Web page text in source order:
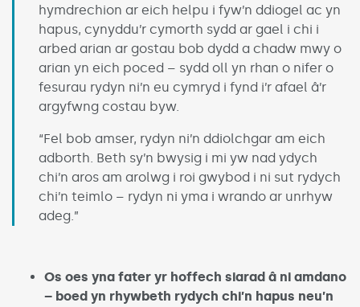
hymdrechion ar eich helpu i fyw’n ddiogel ac yn
hapus, cynyddu’r cymorth sydd ar gael i chi i
arbed arian ar gostau bob dydd a chadw mwy o
arian yn eich poced – sydd oll yn rhan o nifer o
fesurau rydyn ni’n eu cymryd i fynd i’r afael â’r
argyfwng costau byw.
“Fel bob amser, rydyn ni’n ddiolchgar am eich
adborth. Beth sy’n bwysig i mi yw nad ydych
chi’n aros am arolwg i roi gwybod i ni sut rydych
chi’n teimlo – rydyn ni yma i wrando ar unrhyw
adeg.”
Os oes yna fater yr hoffech siarad â ni amdano
– boed yn rhywbeth rydych chi’n hapus neu’n